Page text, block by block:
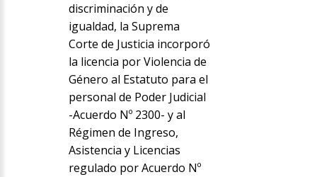
discriminación y de
igualdad, la Suprema
Corte de Justicia incorporó
la licencia por Violencia de
Género al Estatuto para el
personal de Poder Judicial
-Acuerdo Nº 2300- y al
Régimen de Ingreso,
Asistencia y Licencias
regulado por Acuerdo Nº